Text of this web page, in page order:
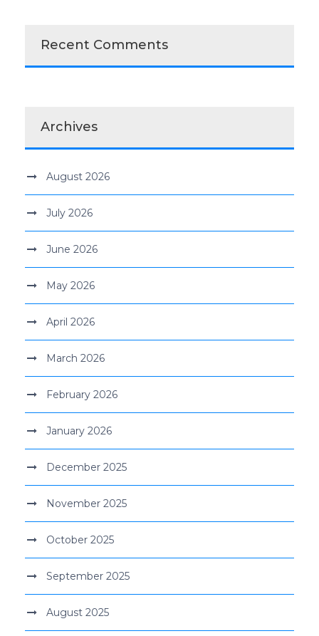
Recent Comments
Archives
August 2026
July 2026
June 2026
May 2026
April 2026
March 2026
February 2026
January 2026
December 2025
November 2025
October 2025
September 2025
August 2025